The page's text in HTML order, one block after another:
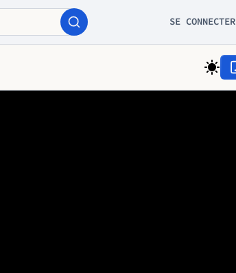
SE CONNECTER